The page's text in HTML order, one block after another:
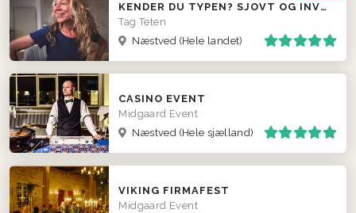
KENDER DU TYPEN? SJOVT OG INVOLVERENDE INDSLAG
Tag Teten
Næstved (Hele landet)
CASINO EVENT
Midgaard Event
Næstved (Hele sjælland)
VIKING FIRMAFEST
Midgaard Event